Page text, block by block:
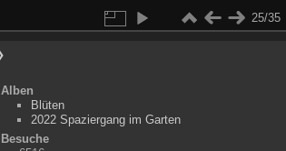
25/35
Alben
Blüten
2022 Spaziergang im Garten
Besuche